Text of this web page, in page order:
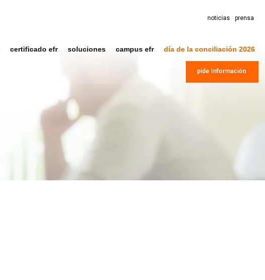
noticias prensa
certificado efr soluciones campus efr día de la conciliación 2026
pide Información